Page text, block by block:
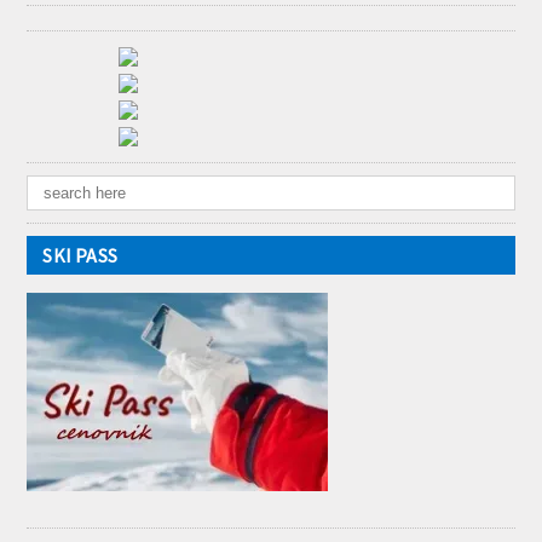
SKI PASS